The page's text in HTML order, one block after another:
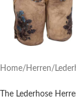
Home/ Herren/
The Lederhose